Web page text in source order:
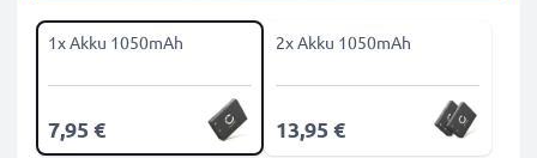
1x Akku 1050mAh
7,95 €
2x Akku 1050mAh
13,95 €